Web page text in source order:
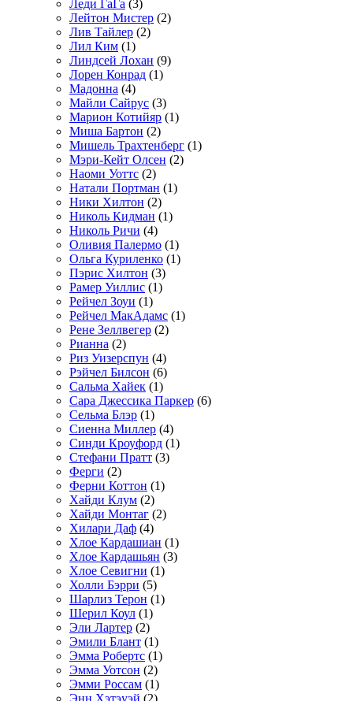
Леди ГаГа (3)
Лейтон Мистер (2)
Лив Тайлер (2)
Лил Ким (1)
Линдсей Лохан (9)
Лорен Конрад (1)
Мадонна (4)
Майли Сайрус (3)
Марион Котийяр (1)
Миша Бартон (2)
Мишель Трахтенберг (1)
Мэри-Кейт Олсен (2)
Наоми Уоттс (2)
Натали Портман (1)
Ники Хилтон (2)
Николь Кидман (1)
Николь Ричи (4)
Оливия Палермо (1)
Ольга Куриленко (1)
Пэрис Хилтон (3)
Рамер Уиллис (1)
Рейчел Зоуи (1)
Рейчел МакАдамс (1)
Рене Зеллвегер (2)
Рианна (2)
Риз Уизерспун (4)
Рэйчел Билсон (6)
Сальма Хайек (1)
Сара Джессика Паркер (6)
Сельма Блэр (1)
Сиенна Миллер (4)
Синди Кроуфорд (1)
Стефани Пратт (3)
Ферги (2)
Ферни Коттон (1)
Хайди Клум (2)
Хайди Монтаг (2)
Хилари Даф (4)
Хлое Кардашиан (1)
Хлое Кардашьян (3)
Хлое Севигни (1)
Холли Бэрри (5)
Шарлиз Терон (1)
Шерил Коул (1)
Эли Лартер (2)
Эмили Блант (1)
Эмма Робертс (1)
Эмма Уотсон (2)
Эмми Россам (1)
Энн Хэтэуэй (2)